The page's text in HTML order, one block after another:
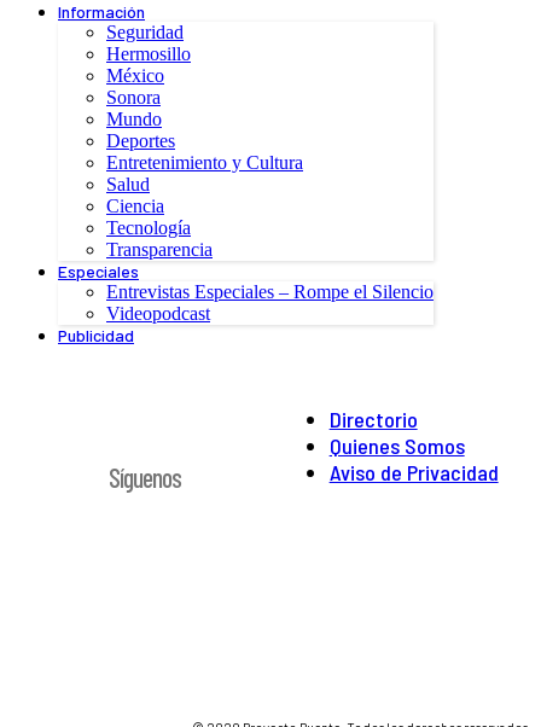
Información
Seguridad
Hermosillo
México
Sonora
Mundo
Deportes
Entretenimiento y Cultura
Salud
Ciencia
Tecnología
Transparencia
Especiales
Entrevistas Especiales – Rompe el Silencio
Videopodcast
Publicidad
Directorio
Quienes Somos
Aviso de Privacidad
Síguenos